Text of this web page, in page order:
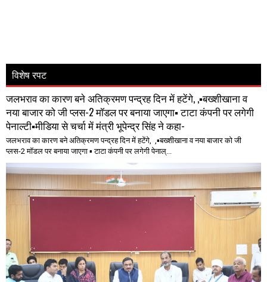
विशेष रपट
जलभराव का कारण बने अतिक्रमण पन्द्रह दिन में हटेंगे, ,▪️बख्शीखाना व
नया बाजार को जी प्लस-2 मॉडल पर बनाया जाएगा▪️ टाटा कंपनी पर लगेगी
पेनाल्टी▪️मीडिया से चर्चा में मंत्री भूपेन्द्र सिंह ने कहा-
जलभराव का कारण बने अतिक्रमण पन्द्रह दिन में हटेंगे, ,▪️बख्शीखाना व नया बाजार को जी
प्लस-2 मॉडल पर बनाया जाएगा ▪️ टाटा कंपनी पर लगेगी पेनाल्...